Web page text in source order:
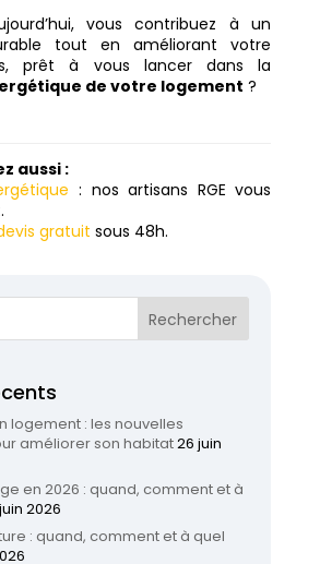
vous contribuez à un
tout en améliorant votre
prêt à vous lancer dans la
de votre logement ?
aussi :
: nos artisans RGE vous
gratuit sous 48h.
logement : les nouvelles
améliorer son habitat26 juin
en 2026 : quand, comment et à
2026
: quand, comment et à quel